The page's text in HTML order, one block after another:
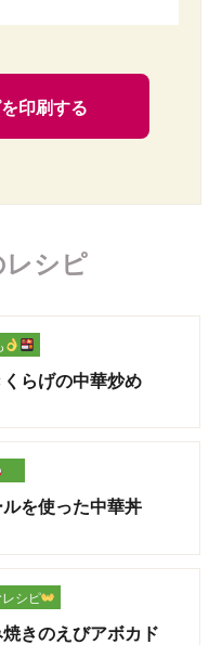
印刷する
レシピ
らげの中華炒め
を使った中華丼
シピ
きのえびアボカド